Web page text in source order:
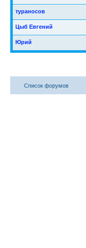
тураносов
Цыб Евгений
Юрий
Список форумов